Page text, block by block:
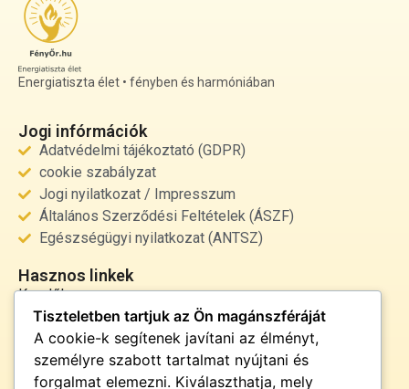
Energiatiszta élet • fényben és harmóniában
Jogi infórmációk
Adatvédelmi tájékoztató (GDPR)
cookie szabályzat
Jogi nyilatkozat / Impresszum
Általános Szerződési Feltételek (ÁSZF)
Egészségügyi nyilatkozat (ANTSZ)
Hasznos linkek
Kezdőlap
Rólunk
Szolgáltatások
Kapcsolat
Tiszteletben tartjuk az Ön magánszféráját
A cookie-k segítenek javítani az élményt,
személyre szabott tartalmat nyújtani és
forgalmat elemezni. Kiválaszthatja, mely